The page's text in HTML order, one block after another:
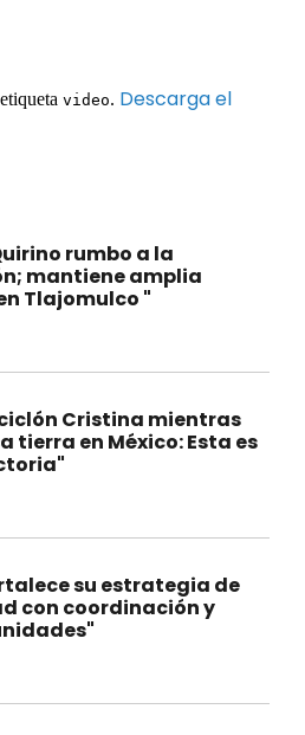
video. Descarga el
rumbo a la
mantiene amplia
Tlajomulco "
Cristina mientras
tierra en México: Esta es
su estrategia de
con coordinación y